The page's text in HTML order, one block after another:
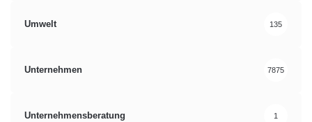
Umwelt 135
Unternehmen 7875
Unternehmensberatung 1